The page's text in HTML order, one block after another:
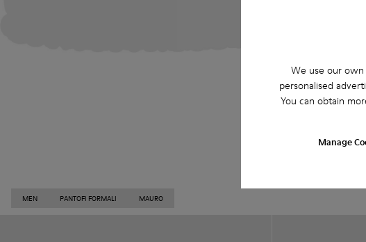
We use our
personalised
You can obtain
Manage
MEN PANTOFI FORMALI MAURO